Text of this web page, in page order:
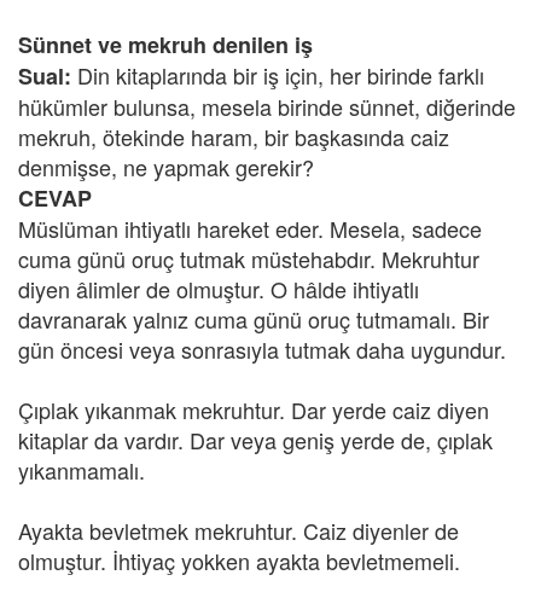
Sünnet ve mekruh denilen iş
Sual: Din kitaplarında bir iş için, her birinde farklı
hükümler bulunsa, mesela birinde sünnet, diğerinde
mekruh, ötekinde haram, bir başkasında caiz
denmişse, ne yapmak gerekir?
CEVAP
Müslüman ihtiyatlı hareket eder. Mesela, sadece
cuma günü oruç tutmak müstehabdır. Mekruhtur
diyen âlimler de olmuştur. O hâlde ihtiyatlı
davranarak yalnız cuma günü oruç tutmamalı. Bir
gün öncesi veya sonrasıyla tutmak daha uygundur.
Çıplak yıkanmak mekruhtur. Dar yerde caiz diyen
kitaplar da vardır. Dar veya geniş yerde de, çıplak
yıkanmamalı.
Ayakta bevletmek mekruhtur. Caiz diyenler de
olmuştur. İhtiyaç yokken ayakta bevletmemeli.